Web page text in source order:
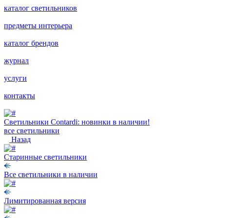
каталог светильников
предметы интерьера
каталог брендов
журнал
услуги
контакты
Светильники Contardi: новинки в наличии!
все светильники
Назад
Старинные светильники
Все светильники в наличии
Лимитированная версия